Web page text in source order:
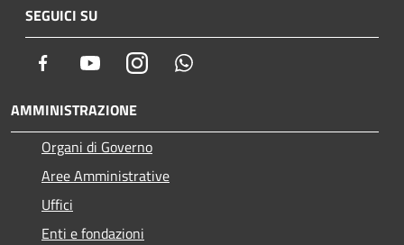
SEGUICI SU
Facebook YoutubeInstagram
AMMINISTRAZIONE
Organi di Governo
Aree Amministrative
Uffici
Enti e fondazioni